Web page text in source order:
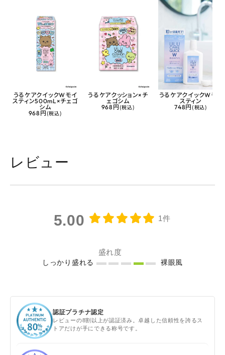
うるケアクイックWモイ
スティン500mL×チェゴ
シム
968円 (税込)
うるケアクッション×チ
ェゴシム
968円 (税込)
うるケアクイックWモイ
スティン
748円 (税込)
レビュー
5.00 1件
盛れ度
しっかり盛れる 裸眼風
認証プラチナ認定
レビューの8割以上が認証済み。卓越した信頼性を誇るス
トアだけが手にできる称号です。